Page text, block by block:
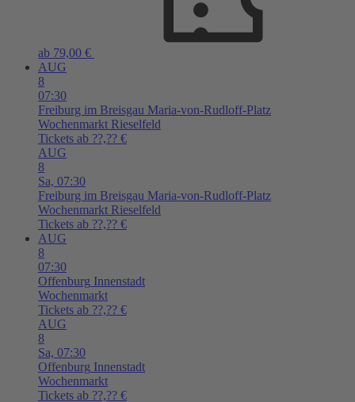
ab 79,00 €
AUG
8
07:30
Freiburg im Breisgau Maria-von-Rudloff-Platz
Wochenmarkt Rieselfeld
Tickets ab ??,?? €
AUG
8
Sa, 07:30
Freiburg im Breisgau Maria-von-Rudloff-Platz
Wochenmarkt Rieselfeld
Tickets ab ??,?? €
AUG
8
07:30
Offenburg Innenstadt
Wochenmarkt
Tickets ab ??,?? €
AUG
8
Sa, 07:30
Offenburg Innenstadt
Wochenmarkt
Tickets ab ??,?? €